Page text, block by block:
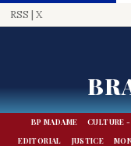
RSS | X
BP MADAME CULTURE
EDITORIAL
JUSTICE